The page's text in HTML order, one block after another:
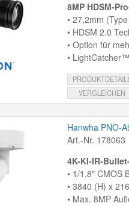
8MP HDSM-
• 27,2mm
• HDSM 2.0
• Option für
•
VERGLEICHEN
Hanwha PNO-
Art.-Nr. 178063
4K-KI-IR-
• 1/1,8″ CMOS
• 3840 (H) x
• Max. 8MP